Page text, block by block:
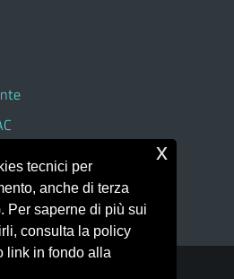
tecnici per
anche di terza
Per saperne di più sui
consulta la policy
link in fondo alla
x